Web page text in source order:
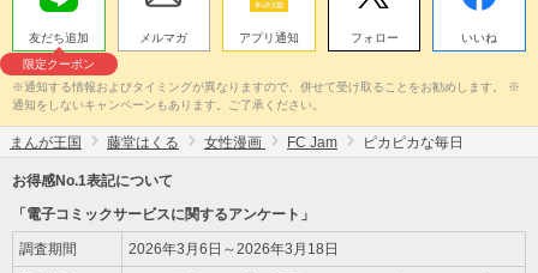
友だち追加
限定クーポン
メルマガ アプリ通知 フォロー いいね
※通知する情報およびタイミングが異なりますので、併せて受け取ることをお勧めします。 ※
通知をしないキャンペーンもあります。ご了承ください。
まんが王国 藤堂はくる 女性漫画 FC Jam ピカピカな毎日
お得感No.1表記について
「電子コミックサービスに関するアンケート」
調査期間 2026年3月6日～2026年3月18日